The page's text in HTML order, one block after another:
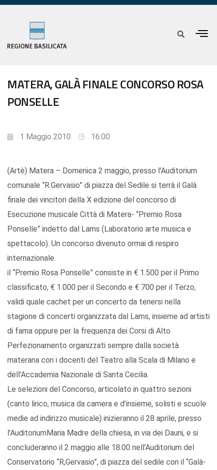
MATERA, GALÀ FINALE CONCORSO ROSA
PONSELLE
1 Maggio 2010 16:00
(Artè) Matera – Domenica 2 maggio, presso l'Auditorium
comunale “R.Gervasio” di piazza del Sedile si terrà il Galà
finale dei vincitori della X edizione del concorso di
Esecuzione musicale Città di Matera- “Premio Rosa
Ponselle” indetto dal Lams (Laboratorio arte musica e
spettacolo). Un concorso divenuto ormai di respiro
internazionale.
il “Premio Rosa Ponselle” consiste in € 1.500 per il Primo
classificato, € 1.000 per il Secondo e € 700 per il Terzo,
validi quale cachet per un concerto da tenersi nella
stagione di concerti organizzata dal Lams, insieme ad artisti
di fama oppure per la frequenza dei Corsi di Alto
Perfezionamento organizzati sempre dalla società
materana con i docenti del Teatro alla Scala di Milano e
dell’Accademia Nazionale di Santa Cecilia.
Le selezioni del Concorso, articolato in quattro sezioni
(canto lirico, musica da camera e d’insieme, solisti e scuole
medie ad indirizzo musicale) inizieranno il 28 aprile, presso
l'AuditoriumMaria Madre della chiesa, in via dei Dauni, e si
concluderanno il 2 maggio alle 18.00 nell’Auditorium del
Conservatorio “R,Gervasio”, di piazza del sedile con il “Galà-